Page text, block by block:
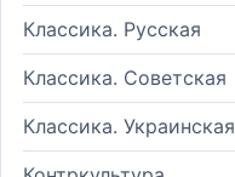
Классика. Русская
Классика. Советская
Классика. Украинская